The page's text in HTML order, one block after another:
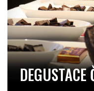
DEGUSTACE